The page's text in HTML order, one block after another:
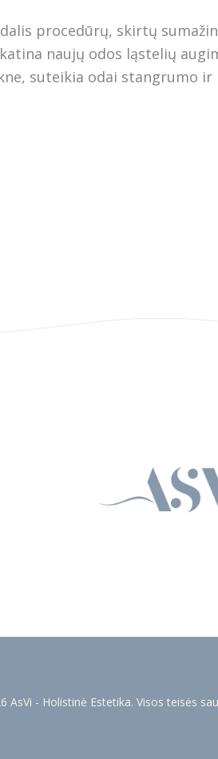
procedūrų, skirtų
naujų odos ląstelių
suteikia odai stangrumo
AsVi - Holistinė Estetika. Visos teisės